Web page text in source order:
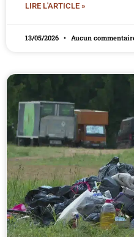
LIRE L'ARTICLE »
13/05/2026 Aucun